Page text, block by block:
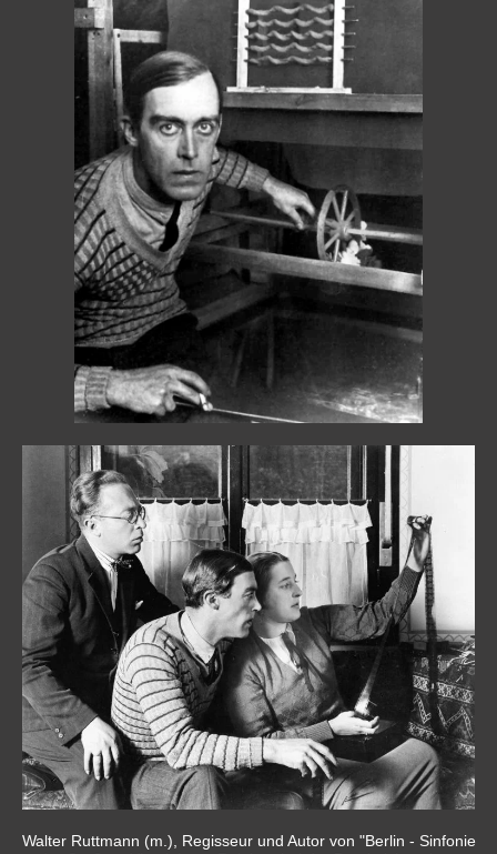
Walter Ruttmann (m.), Regisseur und Autor von "Berlin - Sinfonie